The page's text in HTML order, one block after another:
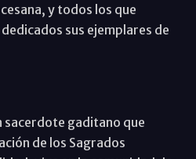
y todos los que
sus ejemplares de
sacerdote gaditano que
de los Sagrados